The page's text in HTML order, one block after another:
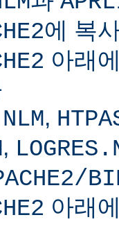
에 복
아래
,
,
아래